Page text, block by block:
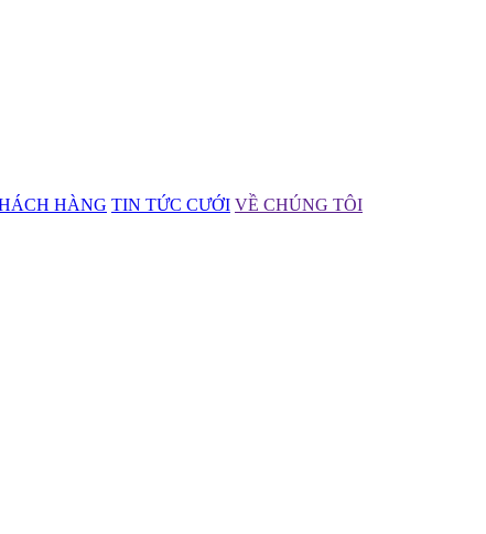
HÀNG TIN TỨC CƯỚI VỀ CHÚNG TÔI